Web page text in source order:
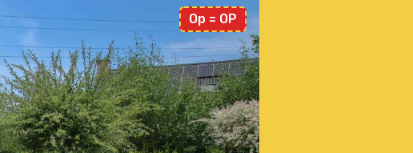
Op = OP